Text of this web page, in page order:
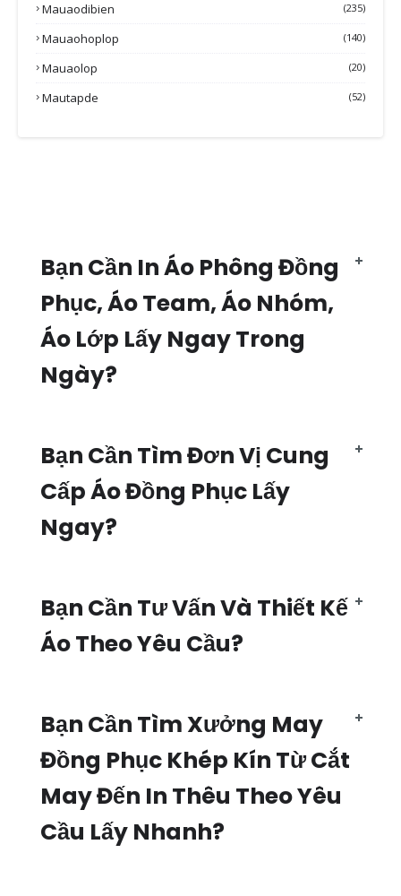
Mauaodibien (235)
Mauaohoplop (140)
Mauaolop (20)
Mautapde (52)
Bạn Cần In Áo Phông Đồng
Phục, Áo Team, Áo Nhóm,
Áo Lớp Lấy Ngay Trong
Ngày?
Bạn Cần Tìm Đơn Vị Cung
Cấp Áo Đồng Phục Lấy
Ngay?
Bạn Cần Tư Vấn Và Thiết Kế
Áo Theo Yêu Cầu?
Bạn Cần Tìm Xưởng May
Đồng Phục Khép Kín Từ Cắt
May Đến In Thêu Theo Yêu
Cầu Lấy Nhanh?